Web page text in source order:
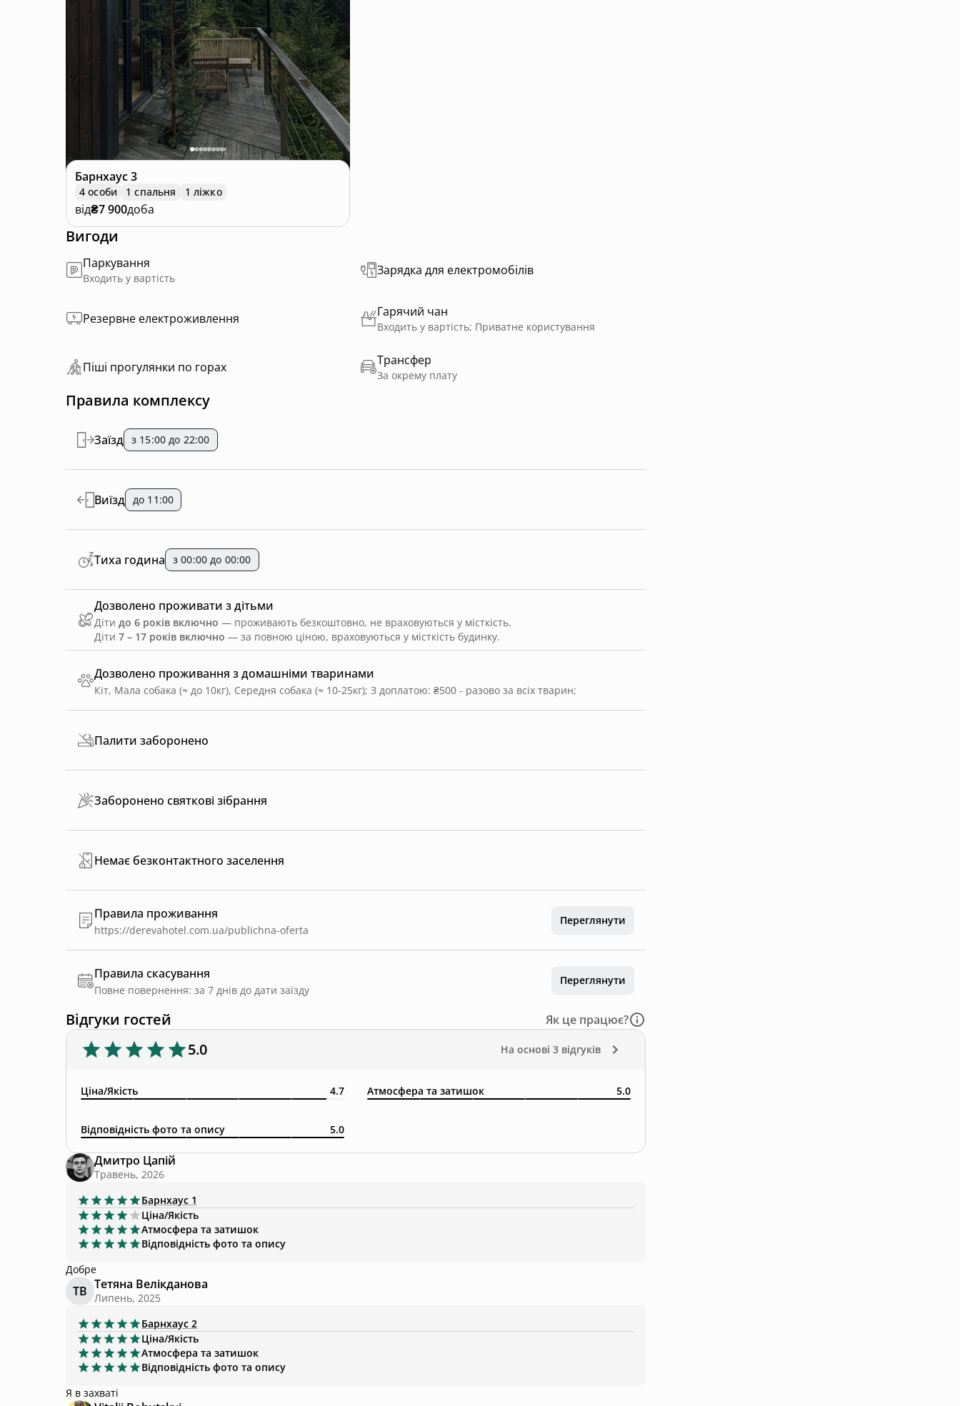
Барнхаус3
4 особи 1 спальня 1 ліжко
від₴7 900доба
Вигоди
Паркування
Входить у вартість
Зарядка для електромобілів
Резервне електроживлення Гарячий чан
Входить у вартість; Приватне користування
Пiшi прoгулянки пo горах Трансфер
За окрему плату
Правила комплексу
Дозволено проживання з домашніми тваринами
Кіт, Мала собака (≈ до 10кг), Середня собака (≈ 10-25кг); З доплатою: ₴500 - разово за всіх тварин;
Заїзд з 15:00 до 22:00
Виїзд до 11:00
Дозволено проживати з дітьми
Діти до 6 років включно — проживають безкоштовно, не враховуються у місткість.
Діти 7 – 17 років включно — за повною ціною, враховуються у місткість будинку.
Тиха година з 00:00 до 00:00
Палити заборонено
Заборонено святкові зібрання
Немає безконтактного заселення
Правила проживання
https://derevahotel.com.ua/publichna-oferta
Переглянути
Правила скасування
Повне повернення: за 7 днів до дати заїзду
Переглянути
Відгуки гостей Як це працює?
5.0 На основі 3 відгуків
Ціна/Якість 4.7 Атмосфера та затишок 5.0
Відповідність фото та опису 5.0
Дмитро Цапій
Травень, 2026
Барнхаус 1
Ціна/Якість
Атмосфера та затишок
Відповідність фото та опису
Добре
ТВ Тетяна Велікданова
Липень, 2025
Барнхаус 2
Ціна/Якість
Атмосфера та затишок
Відповідність фото та опису
Я в захваті